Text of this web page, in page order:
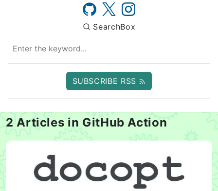
SearchBox
SUBSCRIBE RSS
2 Articles in GitHub Action
docoptはNimでも使えたのお話